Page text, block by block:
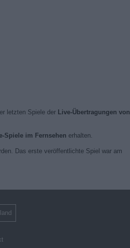
letzten Spiele der Live-Übertragungen von
Spiele im Fernsehen erhalten.
Das erste veröffentlichte Spiel war am